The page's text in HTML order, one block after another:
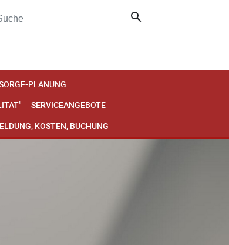
search
PLANUNG
SERVICEANGEBOTE
KOSTEN, BUCHUNG